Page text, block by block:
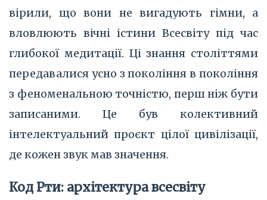
вірили, що вони не вигадують гімни, а
вловлюють вічні істини Всесвіту під час
глибокої медитації. Ці знання століттями
передавалися усно з покоління в покоління
з феноменальною точністю, перш ніж бути
записаними. Це був колективний
інтелектуальний проєкт цілої цивілізації,
де кожен звук мав значення.
Код Рти: архітектура всесвіту